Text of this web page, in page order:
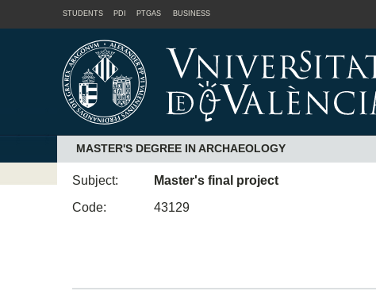
STUDENTS PDI PTGAS BUSINESS
MASTER'S DEGREE IN ARCHAEOLOGY
Subject:
Master's final project
Code:
43129